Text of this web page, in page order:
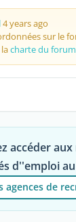
4 years ago
sur le
charte du forum
accéder
d''emploi au
agences de